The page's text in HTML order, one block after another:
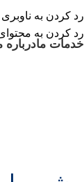
رد کردن به ناوبری
رد کردن به
خدمات مادرباره